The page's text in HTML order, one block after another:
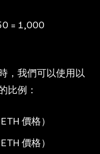
= 1,000
，我們可以使用以
比例：
價格）
價格）